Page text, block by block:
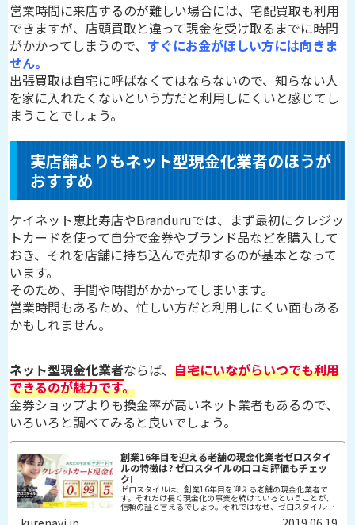
営業時間に来店するのが難しい場合には、宅配買取も利用
できますが、店頭買取と違って現金を受け取るまでに時間
がかかってしまうので、 すぐにお金がほしい方には向きま
せん。
出張買取は自宅に呼ばなくてはならないので、知らない人
を家に入れたくないという方だと利用しにくいと感じてし
まうことでしょう。
実店舗よりもネット型現金化業者のほうが
おすすめ
ケイネット恵比寿店やBranduruでは、まず最初にクレジッ
トカードを使って自分で金券やブランド品などを購入して
おき、それを店舗に持ち込んで売却するのが基本となって
います。
そのため、手間や時間がかかってしまいます。
営業時間もあるため、忙しい方だと利用しにくい面もある
かもしれません。
ネット型現金化業者ならば、 自宅にいながらいつでも利用
できるのが魅力です。
金券ショップよりも換金率が高いネット業者もあるので、
いろいろと調べてみると良いでしょう。
創業16年目を迎える老舗の現金化業者ゼロスタイ
ルの特徴は? ゼロスタイルの口コミ評価もチェッ
ク!
ゼロスタイルは、創業16年目を迎える老舗の現金化業者で
す。それだけ長く現金化の事業を続けているということが、
信頼の証と言えるでしょう。それではなぜ、ゼロスタイルは